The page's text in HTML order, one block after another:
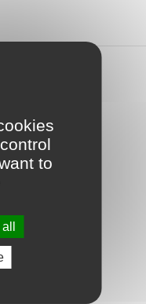
12-25
/
12 à 25 ans
explorer ses
d’un
dans
to